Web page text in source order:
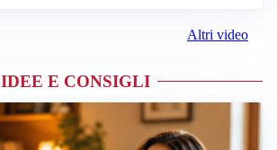
Altri video
IDEE E CONSIGLI